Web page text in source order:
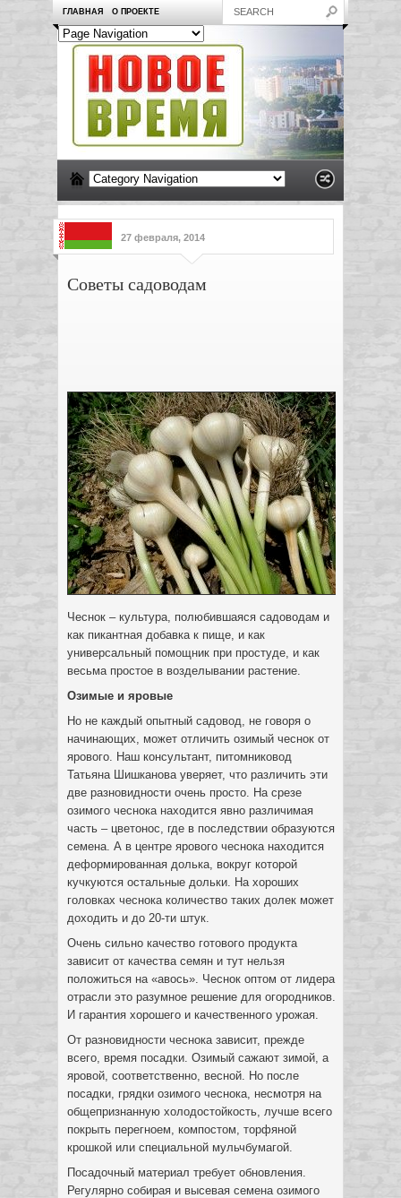
ГЛАВНАЯ О ПРОЕКТЕ
27 февраля, 2014
Советы садоводам
Чеснок – культура, полюбившаяся садоводам и
как пикантная добавка к пище, и как
универсальный помощник при простуде, и как
весьма простое в возделывании растение.
Озимые и яровые
Но не каждый опытный садовод, не говоря о
начинающих, может отличить озимый чеснок от
ярового. Наш консультант, питомниковод
Татьяна Шишканова уверяет, что различить эти
две разновидности очень просто. На срезе
озимого чеснока находится явно различимая
часть – цветонос, где в последствии образуются
семена. А в центре ярового чеснока находится
деформированная долька, вокруг которой
кучкуются остальные дольки. На хороших
головках чеснока количество таких долек может
доходить и до 20-ти штук.
Очень сильно качество готового продукта
зависит от качества семян и тут нельзя
положиться на «авось». Чеснок оптом от лидера
отрасли это разумное решение для огородников.
И гарантия хорошего и качественного урожая.
От разновидности чеснока зависит, прежде
всего, время посадки. Озимый сажают зимой, а
яровой, соответственно, весной. Но после
посадки, грядки озимого чеснока, несмотря на
общепризнанную холодостойкость, лучше всего
покрыть перегноем, компостом, торфяной
крошкой или специальной мульчбумагой.
Посадочный материал требует обновления.
Регулярно собирая и высевая семена озимого